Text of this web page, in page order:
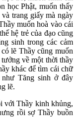
học Phật, muốn thấy
trang giấy mà ngày
muốn hoà vào cái
hệ trẻ của đạo cũng
sinh trong các cảm
lẽ Thầy cũng muốn
về một thời thầy
khác để tìm cái chữ
Tăng sinh ở đây
lẽ.
với Thầy kinh khủng,
rồi sợ Thầy buồn